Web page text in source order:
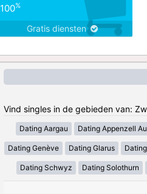
100%
Gratis diensten
Vind singles in de gebieden van:
Dating Aargau Dating Appenzell
Dating Genève Dating Glarus
Dating Schwyz Dating Solothurn